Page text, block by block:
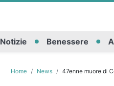
Notizie Benessere
Home News 47enne muore di